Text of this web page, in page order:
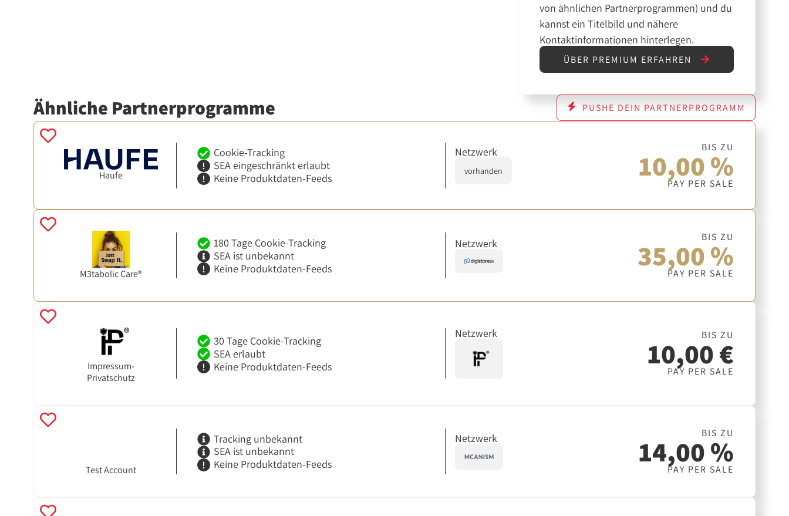
von ähnlichen Partnerprogrammen) und du
kannst ein Titelbild und nähere
Kontaktinformationen hinterlegen.
ÜBER PREMIUM ERFAHREN
Ähnliche Partnerprogramme PUSHE DEIN PARTNERPROGRAMM
Haufe
Cookie-Tracking
SEA eingeschränkt erlaubt
Keine Produktdaten-Feeds
Netzwerk
vorhanden
BIS ZU
10,00 %
PAY PER SALE
M3tabolic Care®
180 Tage Cookie-Tracking
SEA ist unbekannt
Keine Produktdaten-Feeds
Netzwerk BIS ZU
35,00 %
PAY PER SALE
Impressum-
Privatschutz
30 Tage Cookie-Tracking
SEA erlaubt
Keine Produktdaten-Feeds
Netzwerk BIS ZU
10,00 €
PAY PER SALE
Test Account
Tracking unbekannt
SEA ist unbekannt
Keine Produktdaten-Feeds
Netzwerk BIS ZU
14,00 %
PAY PER SALE